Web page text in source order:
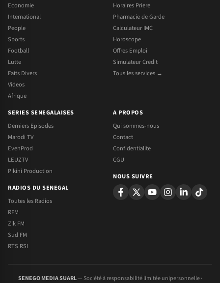
Economie
International
People
Sports
Football
Lutte
Faits Divers
Videos
Afrique
Horaires Priere
Pharmacie de Garde
Calculateur IMC
Horoscope
Offres Emploi
Simulateur Credit
Tous les services →
SERIES SENEGALAISES
Derniers Episodes
Marodi TV
EvenProd
LEUZTV
Pikini Production
RADIOS DU SENEGAL
Toutes les Radios
RFM
Zik FM
Sud FM
RTS RSI
A PROPOS
Qui sommes-nous
Contact
Confidentialite
CGU
NOUS SUIVRE
SENEGO MEDIA SUARL— Société à responsabilité limitée unipersonnelle ·